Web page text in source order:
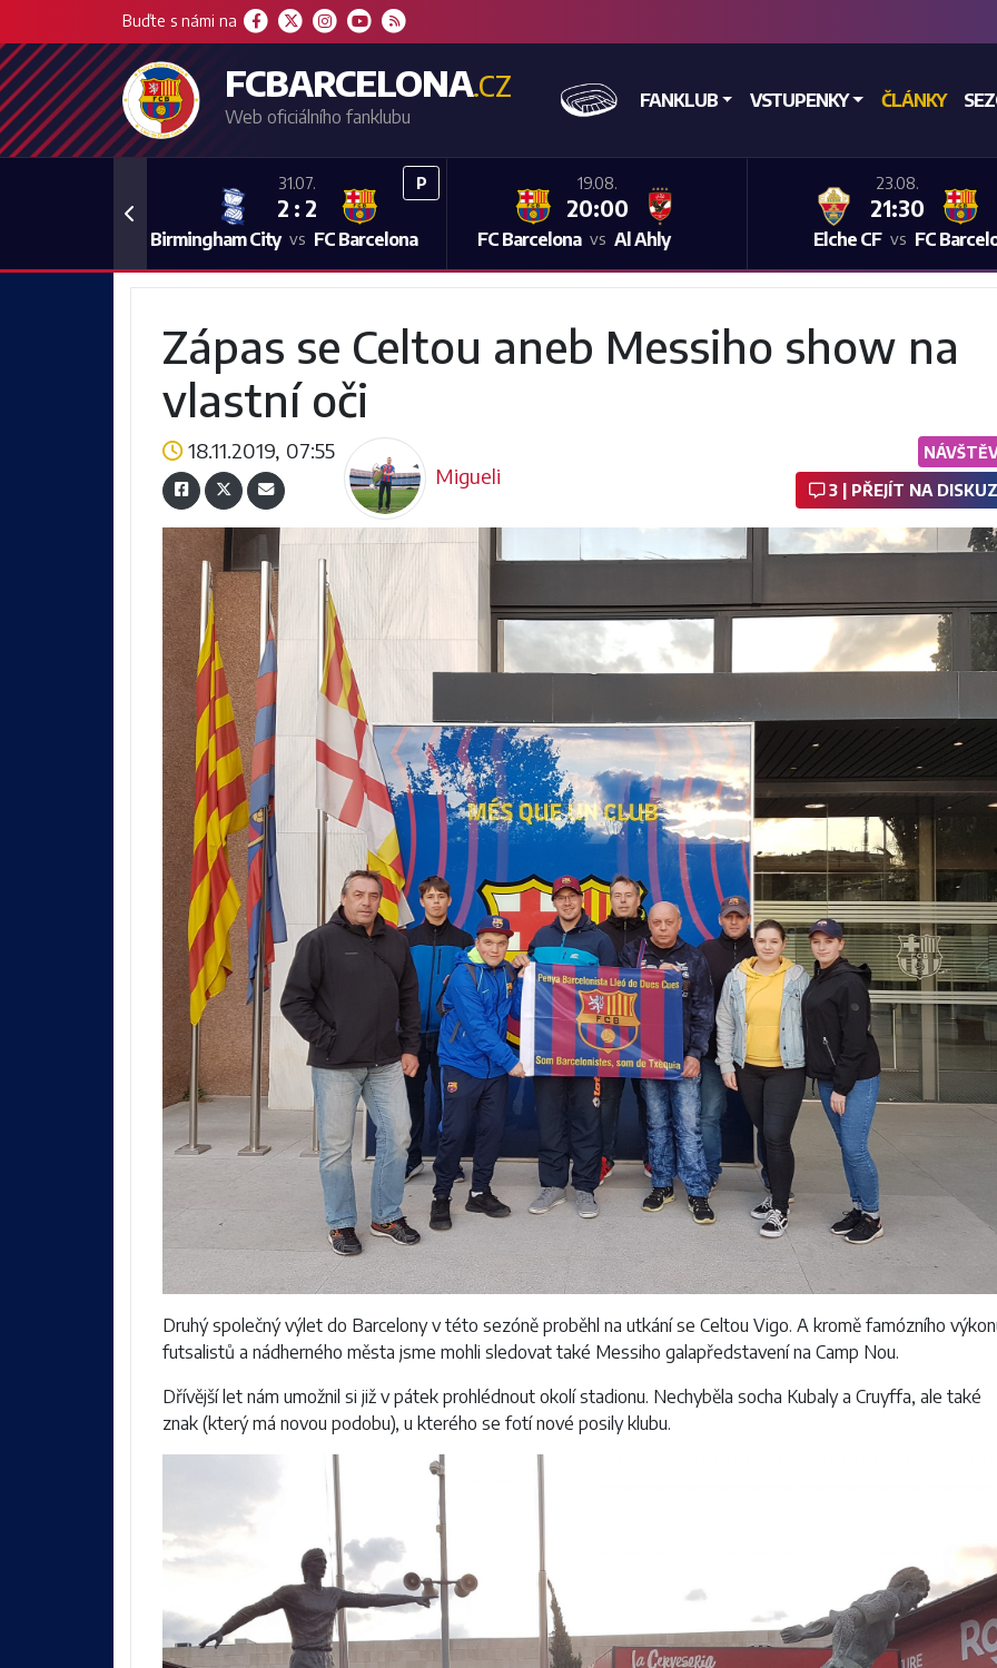
Buďte s námi na
FCBARCELONA.CZ
Web oficiálního fanklubu
DOMŮ FANKLUB VSTUPENKY ČLÁNKY
P
31.07.
2 : 2
Birmingham City vs FC Barcelona
19.08.
20:00
FC Barcelona vs Al Ahly
23.08.
21:30
Elche CF vs FC
Previous
Zápas se Celtou aneb Messiho show na
vlastní oči
18.11.2019, 07:55
Migueli
3 | PŘEJÍT NA
Druhý společný výlet do Barcelony v této sezóně proběhl na utkání se Celtou Vigo. A kromě famózního
futsalistů a nádherného města jsme mohli sledovat také Messiho galapředstavení na Camp Nou.
Dřívější let nám umožnil si již v pátek prohlédnout okolí stadionu. Nechyběla socha Kubaly a Cruyffa, ale také
znak (který má novou podobu), u kterého se fotí nové posily klubu.